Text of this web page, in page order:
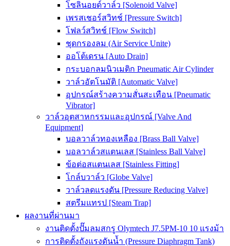
โซลินอยด์วาล์ว [Solenoid Valve]
เพรสเชอร์สวิทช์ [Pressure Switch]
โฟลว์สวิทช์ [Flow Switch]
ชุดกรองลม (Air Service Unite)
ออโต้เดรน [Auto Drain]
กระบอกลมนิวเมติก Pneumatic Air Cylinder
วาล์วอัตโนมัติ [Automatic Valve]
อุปกรณ์สร้างความสั่นสะเทือน [Pneumatic
Vibrator]
วาล์วอุตสาหกรรมและอุปกรณ์ [Valve And
Equipment]
บอลวาล์วทองเหลือง [Brass Ball Valve]
บอลวาล์วสแตนเลส [Stainless Ball Valve]
ข้อต่อสแตนเลส [Stainless Fitting]
โกล์บวาล์ว [Globe Valve]
วาล์วลดแรงดัน [Pressure Reducing Valve]
สตรีมแทรป [Steam Trap]
ผลงานที่ผ่านมา
งานติดตั้งปั๊มลมสกรู Olymtech J7.5PM-10 10 แรงม้า
การติดตั้งถังแรงดันน้ำ (Pressure Diaphragm Tank)